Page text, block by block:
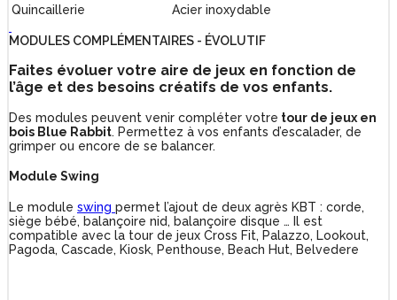
Quincaillerie
Acier inoxydable
MODULES COMPLÉMENTAIRES - ÉVOLUTIF
Faites évoluer votre aire de jeux en fonction de
l’âge et des besoins créatifs de vos enfants.
Des modules peuvent venir compléter votre tour de jeux en
bois Blue Rabbit. Permettez à vos enfants d’escalader, de
grimper ou encore de se balancer.
Module Swing
Le module swing permet l’ajout de deux agrès KBT : corde,
siège bébé, balançoire nid, balançoire disque … Il est
compatible avec la tour de jeux Cross Fit, Palazzo, Lookout,
Pagoda, Cascade, Kiosk, Penthouse, Beach Hut, Belvedere